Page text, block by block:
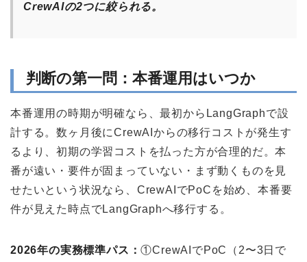
CrewAIの2つに絞られる。
判断の第一問：本番運用はいつか
本番運用の時期が明確なら、最初からLangGraphで設
計する。数ヶ月後にCrewAIからの移行コストが発生す
るより、初期の学習コストを払った方が合理的だ。本
番が遠い・要件が固まっていない・まず動くものを見
せたいという状況なら、CrewAIでPoCを始め、本番要
件が見えた時点でLangGraphへ移行する。
2026年の実務標準パス：①CrewAIでPoC（2〜3日で